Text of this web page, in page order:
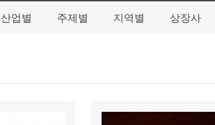
산업별 주제별 지역별 상장사